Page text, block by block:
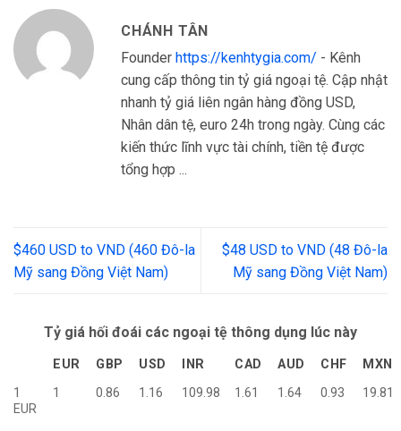
CHÁNH TÂN
Founder https://kenhtygia.com/ - Kênh
cung cấp thông tin tỷ giá ngoại tệ. Cập nhật
nhanh tỷ giá liên ngân hàng đồng USD,
Nhân dân tệ, euro 24h trong ngày. Cùng các
kiến thức lĩnh vực tài chính, tiền tệ được
tổng hợp ...
$460 USD to VND (460 Đô-la
Mỹ sang Đồng Việt Nam)
$48 USD to VND (48 Đô-la
Mỹ sang Đồng Việt Nam)
Tỷ giá hối đoái các ngoại tệ thông dụng lúc này
EUR GBP USD INR CAD AUD CHF
MXN
1
EUR
1 0.86 1.16 109.98 1.61 1.64 0.93 19.81